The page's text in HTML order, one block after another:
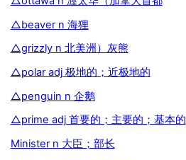
△beaver n 海狸
△grizzly n 北美洲）灰熊
△polar adj 极地的；近极地的
△penguin n 企鹅
△prime adj 首要的；主要的；基本的
Minister n 大臣；部长